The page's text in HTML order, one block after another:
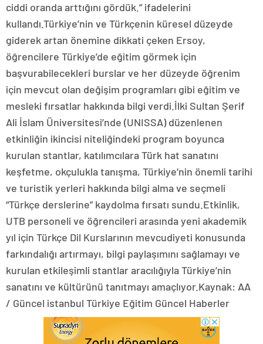
ciddi oranda arttığını gördük.” ifadelerini
kullandı.Türkiye’nin ve Türkçenin küresel düzeyde
giderek artan önemine dikkati çeken Ersoy,
öğrencilere Türkiye’de eğitim görmek için
başvurabilecekleri burslar ve her düzeyde öğrenim
için mevcut olan değişim programları gibi eğitim ve
mesleki fırsatlar hakkında bilgi verdi.İlki Sultan Şerif
Ali İslam Üniversitesi’nde (UNISSA) düzenlenen
etkinliğin ikincisi niteliğindeki program boyunca
kurulan stantlar, katılımcılara Türk hat sanatını
keşfetme, okçulukla tanışma, Türkiye’nin önemli tarihi
ve turistik yerleri hakkında bilgi alma ve seçmeli
“Türkçe derslerine” kaydolma fırsatı sundu.Etkinlik,
UTB personeli ve öğrencileri arasında yeni akademik
yıl için Türkçe Dil Kurslarının mevcudiyeti konusunda
farkındalığı artırmayı, bilgi paylaşımını sağlamayı ve
kurulan etkileşimli stantlar aracılığıyla Türkiye’nin
sanatını ve kültürünü tanıtmayı amaçlıyor.Kaynak: AA
/ Güncel istanbul Türkiye Eğitim Güncel Haberler